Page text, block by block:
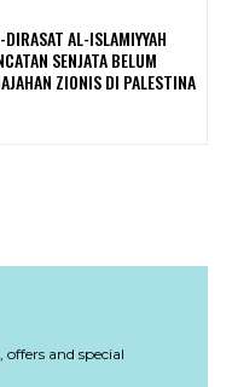
AL-ISLAMIYYAH
SENJATA BELUM
ZIONIS DI PALESTINA
and special